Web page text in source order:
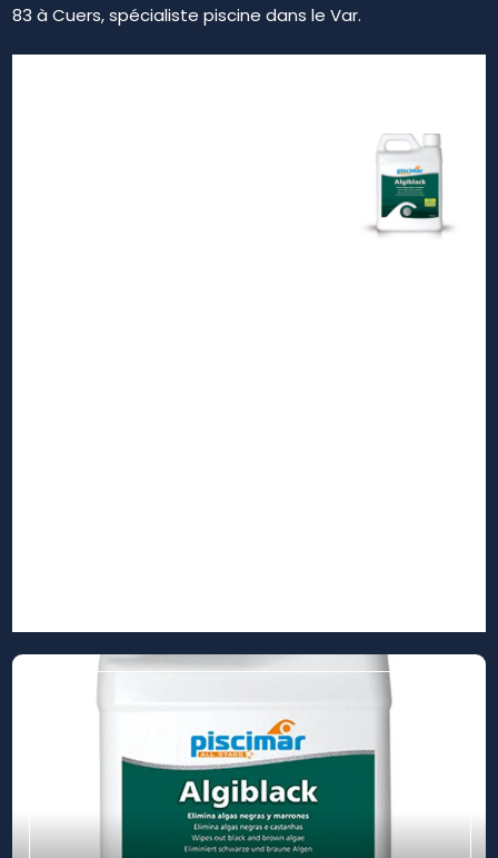
83 à Cuers, spécialiste piscine dans le Var.